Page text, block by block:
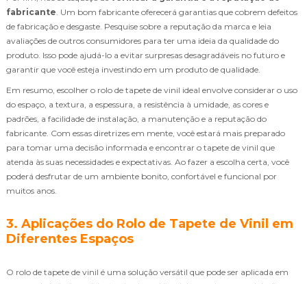
fabricante . Um bom fabricante oferecerá garantias que cobrem defeitos
de fabricação e desgaste. Pesquise sobre a reputação da marca e leia
avaliações de outros consumidores para ter uma ideia da qualidade do
produto. Isso pode ajudá-lo a evitar surpresas desagradáveis no futuro e
garantir que você esteja investindo em um produto de qualidade.
Em resumo, escolher o rolo de tapete de vinil ideal envolve considerar o uso
do espaço, a textura, a espessura, a resistência à umidade, as cores e
padrões, a facilidade de instalação, a manutenção e a reputação do
fabricante. Com essas diretrizes em mente, você estará mais preparado
para tomar uma decisão informada e encontrar o tapete de vinil que
atenda às suas necessidades e expectativas. Ao fazer a escolha certa, você
poderá desfrutar de um ambiente bonito, confortável e funcional por
muitos anos.
3. Aplicações do Rolo de Tapete de Vinil em
Diferentes Espaços
O rolo de tapete de vinil é uma solução versátil que pode ser aplicada em